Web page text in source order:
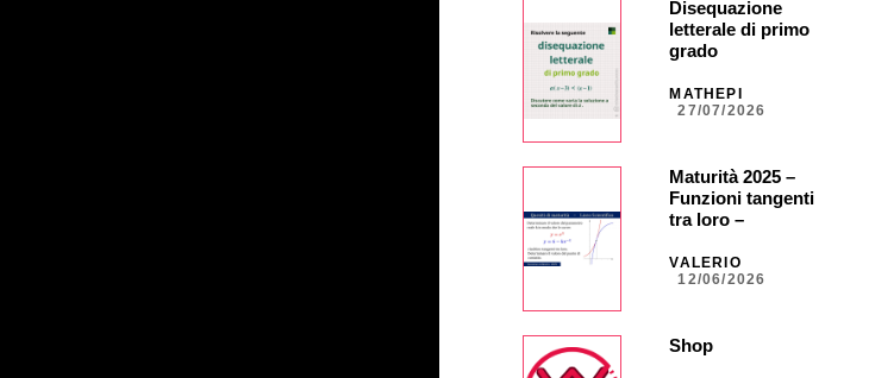
Disequazione
letterale di primo
grado
MATHEPI
27/07/2026
Maturità 2025 –
Funzioni tangenti
tra loro –
Quesito 5
VALERIO
12/06/2026
Shop